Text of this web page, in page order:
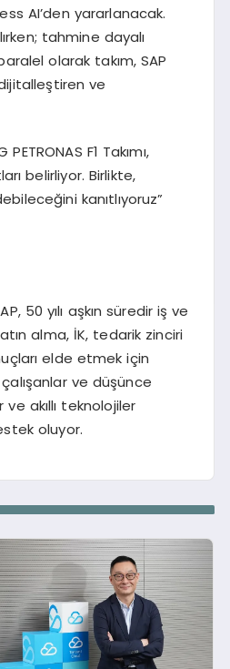
AI’den yararlanacak.
tahmine dayalı
olarak takım, SAP
ve
F1 Takımı,
belirliyor. Birlikte,
kanıtlıyoruz”
50 yılı aşkın süredir iş ve
alma, İK, tedarik zinciri
elde etmek için
ve düşünce
akıllı teknolojiler
oluyor.